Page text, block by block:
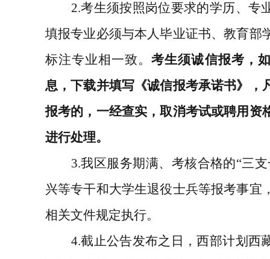
2.考生须按照岗位要求的学历、专
填报专业必须与本人毕业证书、教育部
标注专业相一致。考生须诚信报考，
息，下载并填写《诚信报考承诺书》，
报考的，一经查实，取消考试或聘用资
进行处理。
3.我区服务期满、考核合格的“三
兴等专干和大学生退役士兵等报考事宜
相关文件规定执行。
4.截止公告发布之日，西部计划西